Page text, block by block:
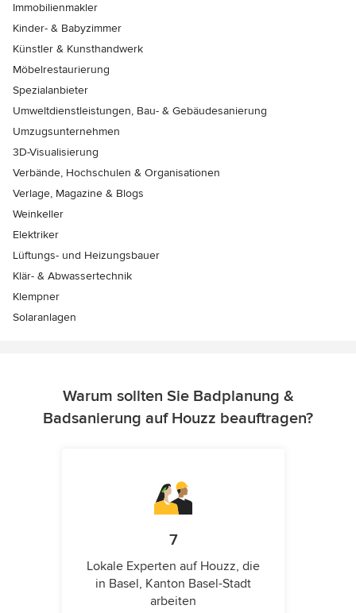
Immobilienmakler
Kinder- & Babyzimmer
Künstler & Kunsthandwerk
Möbelrestaurierung
Spezialanbieter
Umweltdienstleistungen, Bau- & Gebäudesanierung
Umzugsunternehmen
3D-Visualisierung
Verbände, Hochschulen & Organisationen
Verlage, Magazine & Blogs
Weinkeller
Elektriker
Lüftungs- und Heizungsbauer
Klär- & Abwassertechnik
Klempner
Solaranlagen
Warum sollten Sie Badplanung &
Badsanierung auf Houzz beauftragen?
7
Lokale Experten auf Houzz, die
in Basel, Kanton Basel-Stadt
arbeiten